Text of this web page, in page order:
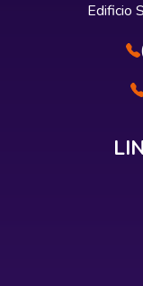
Edificio